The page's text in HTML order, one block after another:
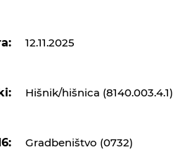
12.11.2025
Hišnik/hišnica (8140.003.4.1)
Gradbeništvo (0732)